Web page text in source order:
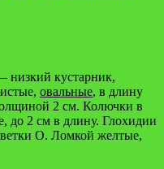
низкий кустарник,
овальные, в длину
2 см. Колючки в
до 2 см в длину. Глохидии
О. Ломкой желтые,